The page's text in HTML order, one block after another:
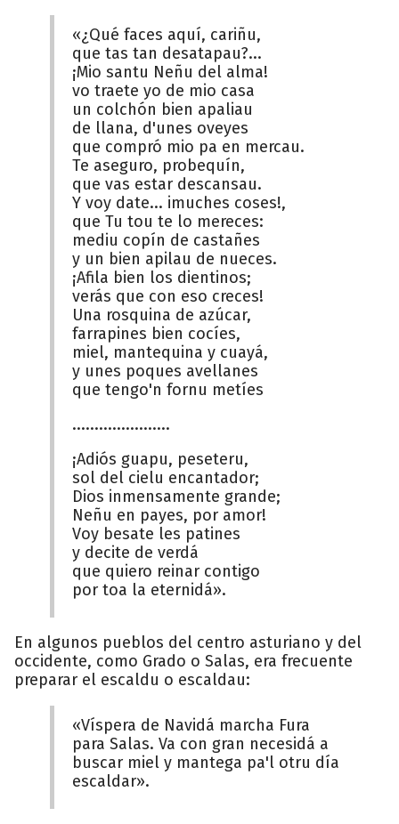
«¿Qué faces aquí, cariñu,
que tas tan desatapau?...
¡Mio santu Neñu del alma!
vo traete yo de mio casa
un colchón bien apaliau
de llana, d'unes oveyes
que compró mio pa en mercau.
Te aseguro, probequín,
que vas estar descansau.
Y voy date... imuches coses!,
que Tu tou te lo mereces:
mediu copín de castañes
y un bien apilau de nueces.
¡Afila bien los dientinos;
verás que con eso creces!
Una rosquina de azúcar,
farrapines bien cocíes,
miel, mantequina y cuayá,
y unes poques avellanes
que tengo'n fornu metíes
......................
¡Adiós guapu, peseteru,
sol del cielu encantador;
Dios inmensamente grande;
Neñu en payes, por amor!
Voy besate les patines
y decite de verdá
que quiero reinar contigo
por toa la eternidá».
En algunos pueblos del centro asturiano y del
occidente, como Grado o Salas, era frecuente
preparar el escaldu o escaldau:
«Víspera de Navidá marcha Fura
para Salas. Va con gran necesidá a
buscar miel y mantega pa'l otru día
escaldar».